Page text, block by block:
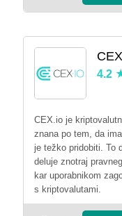
4.2
CEX.io je
znana po tem, da
je težko pridobiti. To
deluje znotraj
kar uporabnikom
s kriptovalutami.